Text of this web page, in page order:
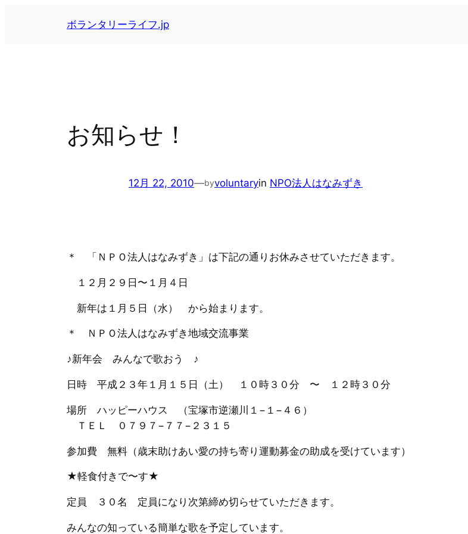
ボランタリーライフ.jp
お知らせ！
12月 22, 2010—byvoluntaryin NPO法人はなみずき
＊ 「ＮＰＯ法人はなみずき」は下記の通りお休みさせていただきます。
１２月２９日〜１月４日
新年は１月５日（水） から始まります。
＊ ＮＰＯ法人はなみずき地域交流事業
♪新年会 みんなで歌おう ♪
日時 平成２３年１月１５日（土） １０時３０分 〜 １２時３０分
場所 ハッピーハウス （宝塚市逆瀬川１−１−４６）
ＴＥＬ ０７９７−７７−２３１５
参加費 無料（歳末助けあい愛の持ち寄り運動募金の助成を受けています）
★軽食付きで〜す★
定員 ３０名 定員になり次第締め切らせていただきます。
みんなの知っている簡単な歌を予定しています。